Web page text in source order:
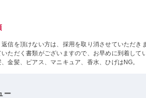
返信を頂けない方は、採用を取り消させていただき
いただく書類がございますので、お早めに到着して
金髪、ピアス、マニキュア、香水、ひげはNG。
ー